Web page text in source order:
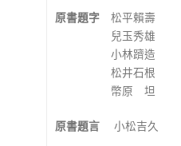
原書題字 松平賴壽
兒玉秀雄
小林躋造
松井石根
幣原 坦
原書題言 小松吉久